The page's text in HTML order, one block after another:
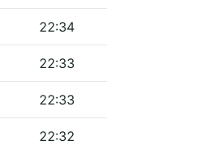
22:34
22:33
22:33
22:32